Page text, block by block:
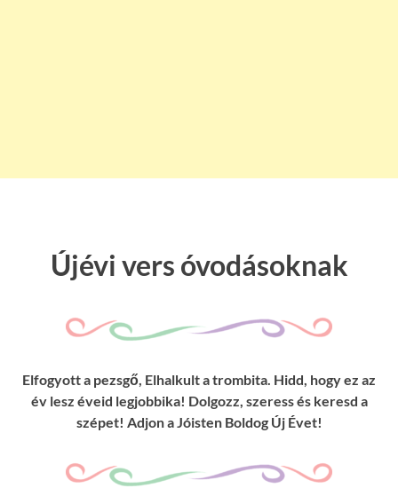
Újévi vers óvodásoknak
Elfogyott a pezsgő, Elhalkult a trombita. Hidd, hogy ez az
év lesz éveid legjobbika! Dolgozz, szeress és keresd a
szépet! Adjon a Jóisten Boldog Új Évet!